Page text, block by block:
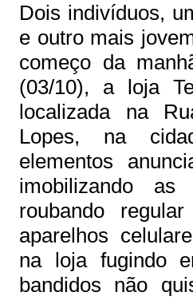
Dois indivíduos,
e outro mais
começo da
(03/10), a loja
localizada na
Lopes, na
elementos
imobilizando as
roubando
aparelhos
na loja fugindo
bandidos não